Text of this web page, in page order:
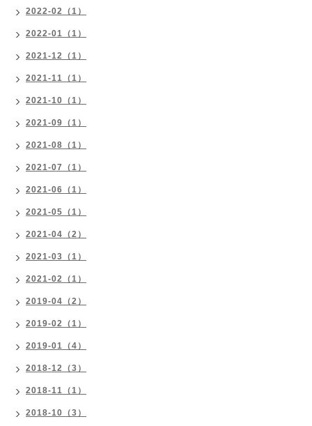
2022-02（1）
2022-01（1）
2021-12（1）
2021-11（1）
2021-10（1）
2021-09（1）
2021-08（1）
2021-07（1）
2021-06（1）
2021-05（1）
2021-04（2）
2021-03（1）
2021-02（1）
2019-04（2）
2019-02（1）
2019-01（4）
2018-12（3）
2018-11（1）
2018-10（3）